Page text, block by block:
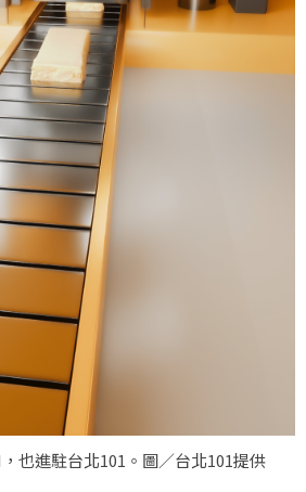
也進駐台北101。圖／台北101提供